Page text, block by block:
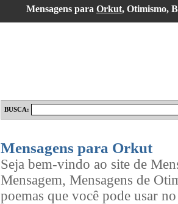
Mensagens para Orkut, Otimismo,
BUSCA:
Mensagens para Orkut
Seja bem-vindo ao site de
Mensagem, Mensagens de
poemas que você pode usar